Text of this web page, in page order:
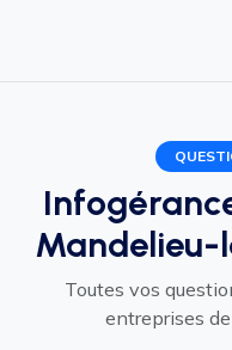
Mandelieu-
Toutes vos
entreprises